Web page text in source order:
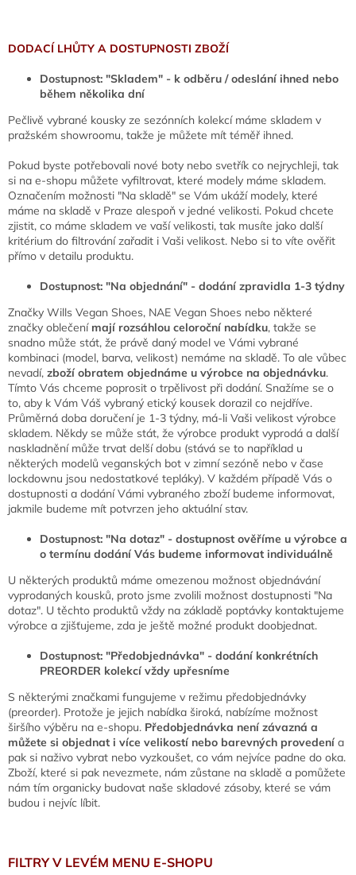
DODACÍ LHŮTY A DOSTUPNOSTI ZBOŽÍ
Dostupnost: "Skladem" - k odběru / odeslání ihned nebo
během několika dní
Pečlivě vybrané kousky ze sezónních kolekcí máme skladem v
pražském showroomu, takže je můžete mít téměř ihned.
Pokud byste potřebovali nové boty nebo svetřík co nejrychleji, tak
si na e-shopu můžete vyfiltrovat, které modely máme skladem.
Označením možnosti "Na skladě" se Vám ukáží modely, které
máme na skladě v Praze alespoň v jedné velikosti. Pokud chcete
zjistit, co máme skladem ve vaší velikosti, tak musíte jako další
kritérium do filtrování zařadit i Vaši velikost. Nebo si to víte ověřit
přímo v detailu produktu.
Dostupnost: "Na objednání" - dodání zpravidla 1-3 týdny
Značky Wills Vegan Shoes, NAE Vegan Shoes nebo některé
značky oblečení mají rozsáhlou celoroční nabídku, takže se
snadno může stát, že právě daný model ve Vámi vybrané
kombinaci (model, barva, velikost) nemáme na skladě. To ale vůbec
nevadí, zboží obratem objednáme u výrobce na objednávku.
Tímto Vás chceme poprosit o trpělivost při dodání. Snažíme se o
to, aby k Vám Váš vybraný etický kousek dorazil co nejdříve.
Průměrná doba doručení je 1-3 týdny, má-li Vaši velikost výrobce
skladem. Někdy se může stát, že výrobce produkt vyprodá a další
naskladnění může trvat delší dobu (stává se to například u
některých modelů veganských bot v zimní sezóně nebo v čase
lockdownu jsou nedostatkové tepláky). V každém případě Vás o
dostupnosti a dodání Vámi vybraného zboží budeme informovat,
jakmile budeme mít potvrzen jeho aktuální stav.
Dostupnost: "Na dotaz" - dostupnost ověříme u výrobce a
o termínu dodání Vás budeme informovat individuálně
U některých produktů máme omezenou možnost objednávání
vyprodaných kousků, proto jsme zvolili možnost dostupnosti "Na
dotaz". U těchto produktů vždy na základě poptávky kontaktujeme
výrobce a zjišťujeme, zda je ještě možné produkt doobjednat.
Dostupnost: "Předobjednávka" - dodání konkrétních
PREORDER kolekcí vždy upřesníme
S některými značkami fungujeme v režimu předobjednávky
(preorder). Protože je jejich nabídka široká, nabízíme možnost
širšího výběru na e-shopu. Předobjednávka není závazná a
můžete si objednat i více velikostí nebo barevných provedení a
pak si naživo vybrat nebo vyzkoušet, co vám nejvíce padne do oka.
Zboží, které si pak nevezmete, nám zůstane na skladě a pomůžete
nám tím organicky budovat naše skladové zásoby, které se vám
budou i nejvíc líbit.
FILTRY V LEVÉM MENU E-SHOPU